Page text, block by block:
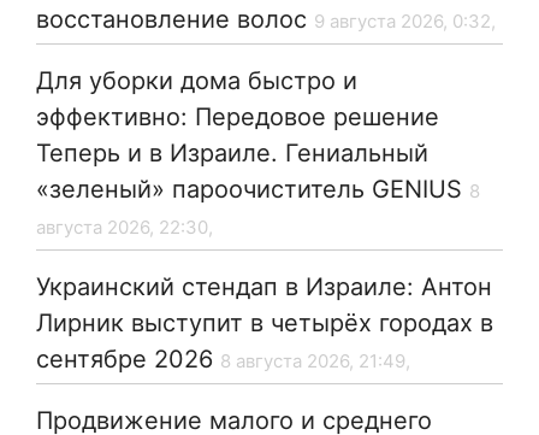
восстановление волос 9 августа 2026, 0:32,
Для уборки дома быстро и
эффективно: Передовое решение
Теперь и в Израиле. Гениальный
«зеленый» пароочиститель GENIUS 8
августа 2026, 22:30,
Украинский стендап в Израиле: Антон
Лирник выступит в четырёх городах в
сентябре 2026 8 августа 2026, 21:49,
Продвижение малого и среднего